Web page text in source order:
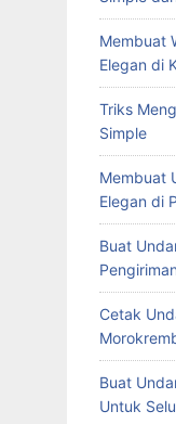
Membuat
Elegan di
Triks
Simple
Membuat
Elegan di
Buat
Cetak
Buat
Untuk